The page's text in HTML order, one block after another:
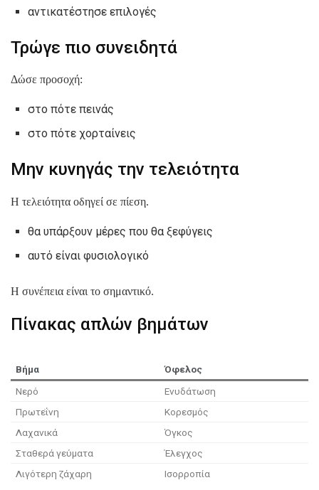
αντικατέστησε επιλογές
Τρώγε πιο συνειδητά
Δώσε προσοχή:
στο πότε πεινάς
στο πότε χορταίνεις
Μην κυνηγάς την τελειότητα
Η τελειότητα οδηγεί σε πίεση.
θα υπάρξουν μέρες που θα ξεφύγεις
αυτό είναι φυσιολογικό
Η συνέπεια είναι το σημαντικό.
Πίνακας απλών βημάτων
Βήμα
Όφελος
Νερό
Ενυδάτωση
Πρωτεΐνη
Κορεσμός
Λαχανικά
Όγκος
Σταθερά γεύματα
Έλεγχος
Λιγότερη ζάχαρη
Ισορροπία